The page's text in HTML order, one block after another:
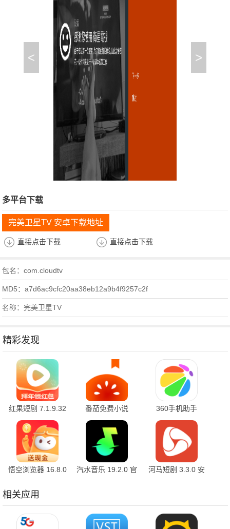
< >
多平台下载
完美卫星TV 安卓下载地址
直接点击下载 直接点击下载
包名：com.cloudtv
MD5：a7d6ac9cfc20aa38eb12a9b4f9257c2f
名称：完美卫星TV
精彩发现
红果短剧 7.1.9.32
官方版
番茄免费小说
7.1.9.32 安卓版
360手机助手
10.2.2 官方版
悟空浏览器 16.8.0
汽水音乐 19.2.0 官
河马短剧 3.3.0 安
相关应用